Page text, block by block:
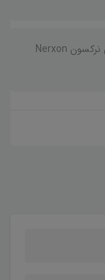
جعبه گشایی و بررسی توتال استیشن نرکسون Nerxon